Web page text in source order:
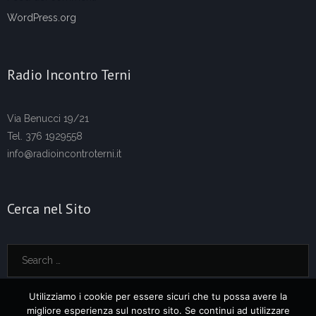
WordPress.org
Radio Incontro Terni
Via Benucci 19/21
Tel. 376 1929558
info@radioincontroterni.it
Cerca nel Sito
Utilizziamo i cookie per essere sicuri che tu possa avere la
migliore esperienza sul nostro sito. Se continui ad utilizzare